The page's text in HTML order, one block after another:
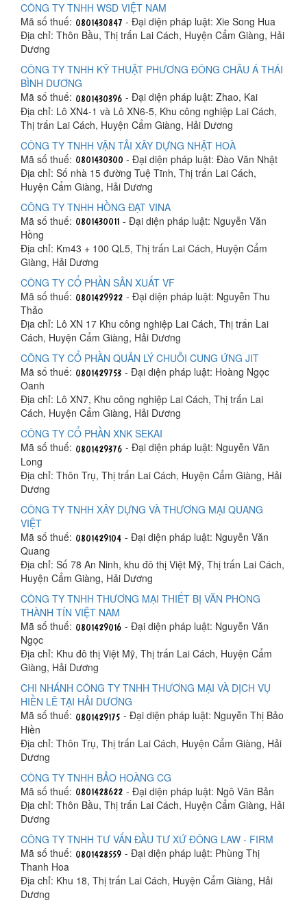
CÔNG TY TNHH WSD VIỆT NAM
Mã số thuế:
- Đại diện pháp luật: Xie Song Hua
Địa chỉ: Thôn Bầu, Thị trấn Lai Cách, Huyện Cẩm Giàng, Hải
Dương
CÔNG TY TNHH KỸ THUẬT PHƯƠNG ĐÔNG CHÂU Á THÁI
BÌNH DƯƠNG
Mã số thuế:
- Đại diện pháp luật: Zhao, Kai
Địa chỉ: Lô XN4-1 và Lô XN6-5, Khu công nghiệp Lai Cách,
Thị trấn Lai Cách, Huyện Cẩm Giàng, Hải Dương
CÔNG TY TNHH VẬN TẢI XÂY DỰNG NHẬT HOÀ
Mã số thuế:
- Đại diện pháp luật: Đào Văn Nhật
Địa chỉ: Số nhà 15 đường Tuệ Tĩnh, Thị trấn Lai Cách,
Huyện Cẩm Giàng, Hải Dương
CÔNG TY TNHH HỒNG ĐẠT VINA
Mã số thuế:
- Đại diện pháp luật: Nguyễn Văn
Hồng
Địa chỉ: Km43 + 100 QL5, Thị trấn Lai Cách, Huyện Cẩm
Giàng, Hải Dương
CÔNG TY CỔ PHẦN SẢN XUẤT VF
Mã số thuế:
- Đại diện pháp luật: Nguyễn Thu
Thảo
Địa chỉ: Lô XN 17 Khu công nghiệp Lai Cách, Thị trấn Lai
Cách, Huyện Cẩm Giàng, Hải Dương
CÔNG TY CỔ PHẦN QUẢN LÝ CHUỖI CUNG ỨNG JIT
Mã số thuế:
- Đại diện pháp luật: Hoàng Ngọc
Oanh
Địa chỉ: Lô XN7, Khu công nghiệp Lai Cách, Thị trấn Lai
Cách, Huyện Cẩm Giàng, Hải Dương
CÔNG TY CỔ PHẦN XNK SEKAI
Mã số thuế:
- Đại diện pháp luật: Nguyễn Văn
Long
Địa chỉ: Thôn Trụ, Thị trấn Lai Cách, Huyện Cẩm Giàng, Hải
Dương
CÔNG TY TNHH XÂY DỰNG VÀ THƯƠNG MẠI QUANG
VIỆT
Mã số thuế:
- Đại diện pháp luật: Nguyễn Văn
Quang
Địa chỉ: Số 78 An Ninh, khu đô thị Việt Mỹ, Thị trấn Lai Cách,
Huyện Cẩm Giàng, Hải Dương
CÔNG TY TNHH THƯƠNG MẠI THIẾT BỊ VĂN PHÒNG
THÀNH TÍN VIỆT NAM
Mã số thuế:
- Đại diện pháp luật: Nguyễn Văn
Ngọc
Địa chỉ: Khu đô thị Việt Mỹ, Thị trấn Lai Cách, Huyện Cẩm
Giàng, Hải Dương
CHI NHÁNH CÔNG TY TNHH THƯƠNG MẠI VÀ DỊCH VỤ
HIỀN LÊ TẠI HẢI DƯƠNG
Mã số thuế:
- Đại diện pháp luật: Nguyễn Thị Bảo
Hiền
Địa chỉ: Thôn Trụ, Thị trấn Lai Cách, Huyện Cẩm Giàng, Hải
Dương
CÔNG TY TNHH BẢO HOÀNG CG
Mã số thuế:
- Đại diện pháp luật: Ngô Văn Bản
Địa chỉ: Thôn Bầu, Thị trấn Lai Cách, Huyện Cẩm Giàng, Hải
Dương
CÔNG TY TNHH TƯ VẤN ĐẦU TƯ XỨ ĐÔNG LAW - FIRM
Mã số thuế:
- Đại diện pháp luật: Phùng Thị
Thanh Hoa
Địa chỉ: Khu 18, Thị trấn Lai Cách, Huyện Cẩm Giàng, Hải
Dương